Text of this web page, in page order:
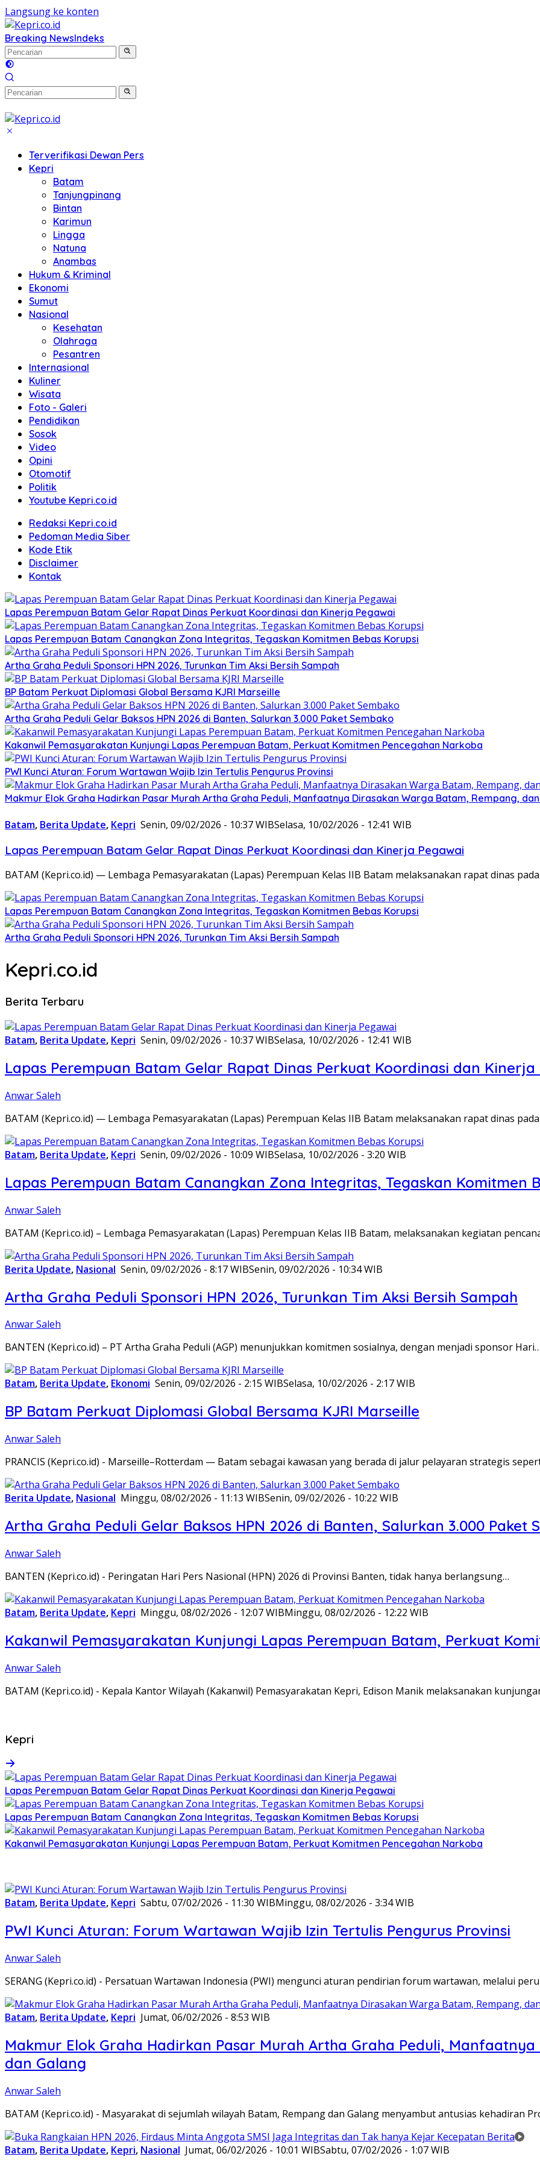
Langsung ke konten
Breaking NewsIndeks
Terverifikasi Dewan Pers
Kepri
Batam
Tanjungpinang
Bintan
Karimun
Lingga
Natuna
Anambas
Hukum & Kriminal
Ekonomi
Sumut
Nasional
Kesehatan
Olahraga
Pesantren
Internasional
Kuliner
Wisata
Foto - Galeri
Pendidikan
Sosok
Video
Opini
Otomotif
Politik
Youtube Kepri.co.id
Redaksi Kepri.co.id
Pedoman Media Siber
Kode Etik
Disclaimer
Kontak
Lapas Perempuan Batam Gelar Rapat Dinas Perkuat Koordinasi dan Kinerja Pegawai
Lapas Perempuan Batam Canangkan Zona Integritas, Tegaskan Komitmen Bebas Korupsi
Artha Graha Peduli Sponsori HPN 2026, Turunkan Tim Aksi Bersih Sampah
BP Batam Perkuat Diplomasi Global Bersama KJRI Marseille
Artha Graha Peduli Gelar Baksos HPN 2026 di Banten, Salurkan 3.000 Paket Sembako
Kakanwil Pemasyarakatan Kunjungi Lapas Perempuan Batam, Perkuat Komitmen Pencegahan Narkoba
PWI Kunci Aturan: Forum Wartawan Wajib Izin Tertulis Pengurus Provinsi
Makmur Elok Graha Hadirkan Pasar Murah Artha Graha Peduli, Manfaatnya Dirasakan Warga Batam, Rempang,
Batam, Berita Update, Kepri Senin, 09/02/2026 - 10:37 WIBSelasa, 10/02/2026 - 12:41 WIB
Lapas Perempuan Batam Gelar Rapat Dinas Perkuat Koordinasi dan Kinerja Pegawai
BATAM (Kepri.co.id) — Lembaga Pemasyarakatan (Lapas) Perempuan Kelas IIB Batam melaksanakan rapat dinas
Lapas Perempuan Batam Canangkan Zona Integritas, Tegaskan Komitmen Bebas Korupsi
Artha Graha Peduli Sponsori HPN 2026, Turunkan Tim Aksi Bersih Sampah
Kepri.co.id
Berita Terbaru
Batam, Berita Update, Kepri Senin, 09/02/2026 - 10:37 WIBSelasa, 10/02/2026 - 12:41 WIB
Lapas Perempuan Batam Gelar Rapat Dinas Perkuat Koordinasi dan Kinerja
Anwar Saleh
BATAM (Kepri.co.id) — Lembaga Pemasyarakatan (Lapas) Perempuan Kelas IIB Batam melaksanakan rapat dinas
Batam, Berita Update, Kepri Senin, 09/02/2026 - 10:09 WIBSelasa, 10/02/2026 - 3:20 WIB
Lapas Perempuan Batam Canangkan Zona Integritas, Tegaskan Komitmen
Anwar Saleh
BATAM (Kepri.co.id) – Lembaga Pemasyarakatan (Lapas) Perempuan Kelas IIB Batam, melaksanakan kegiatan
Berita Update, Nasional Senin, 09/02/2026 - 8:17 WIBSenin, 09/02/2026 - 10:34 WIB
Artha Graha Peduli Sponsori HPN 2026, Turunkan Tim Aksi Bersih Sampah
Anwar Saleh
BANTEN (Kepri.co.id) – PT Artha Graha Peduli (AGP) menunjukkan komitmen sosialnya, dengan menjadi sponsor Hari…
Batam, Berita Update, Ekonomi Senin, 09/02/2026 - 2:15 WIBSelasa, 10/02/2026 - 2:17 WIB
BP Batam Perkuat Diplomasi Global Bersama KJRI Marseille
Anwar Saleh
PRANCIS (Kepri.co.id) - Marseille–Rotterdam — Batam sebagai kawasan yang berada di jalur pelayaran strategis
Berita Update, Nasional Minggu, 08/02/2026 - 11:13 WIBSenin, 09/02/2026 - 10:22 WIB
Artha Graha Peduli Gelar Baksos HPN 2026 di Banten, Salurkan 3.000 Paket
Anwar Saleh
BANTEN (Kepri.co.id) - Peringatan Hari Pers Nasional (HPN) 2026 di Provinsi Banten, tidak hanya berlangsung…
Batam, Berita Update, Kepri Minggu, 08/02/2026 - 12:07 WIBMinggu, 08/02/2026 - 12:22 WIB
Kakanwil Pemasyarakatan Kunjungi Lapas Perempuan Batam, Perkuat
Anwar Saleh
BATAM (Kepri.co.id) - Kepala Kantor Wilayah (Kakanwil) Pemasyarakatan Kepri, Edison Manik melaksanakan
Kepri
Lapas Perempuan Batam Gelar Rapat Dinas Perkuat Koordinasi dan Kinerja Pegawai
Lapas Perempuan Batam Canangkan Zona Integritas, Tegaskan Komitmen Bebas Korupsi
Kakanwil Pemasyarakatan Kunjungi Lapas Perempuan Batam, Perkuat Komitmen Pencegahan Narkoba
Batam, Berita Update, Kepri Sabtu, 07/02/2026 - 11:30 WIBMinggu, 08/02/2026 - 3:34 WIB
PWI Kunci Aturan: Forum Wartawan Wajib Izin Tertulis Pengurus Provinsi
Anwar Saleh
SERANG (Kepri.co.id) - Persatuan Wartawan Indonesia (PWI) mengunci aturan pendirian forum wartawan, melalui
Batam, Berita Update, Kepri Jumat, 06/02/2026 - 8:53 WIB
Makmur Elok Graha Hadirkan Pasar Murah Artha Graha Peduli,
dan Galang
Anwar Saleh
BATAM (Kepri.co.id) - Masyarakat di sejumlah wilayah Batam, Rempang dan Galang menyambut antusias kehadiran
Batam, Berita Update, Kepri, Nasional Jumat, 06/02/2026 - 10:01 WIBSabtu, 07/02/2026 - 1:07 WIB